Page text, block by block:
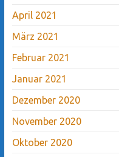
April 2021
März 2021
Februar 2021
Januar 2021
Dezember 2020
November 2020
Oktober 2020